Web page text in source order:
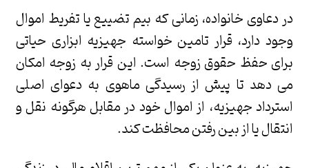
در دعاوی خانواده، زمانی که بیم تضییع یا تفریط اموال
وجود دارد، قرار تامین خواسته جهیزیه ابزاری حیاتی
برای حفظ حقوق زوجه است. این قرار به زوجه امکان
می دهد تا پیش از رسیدگی ماهوی به دعوای اصلی
استرداد جهیزیه، از اموال خود در مقابل هرگونه نقل و
انتقال یا از بین رفتن محافظت کند.